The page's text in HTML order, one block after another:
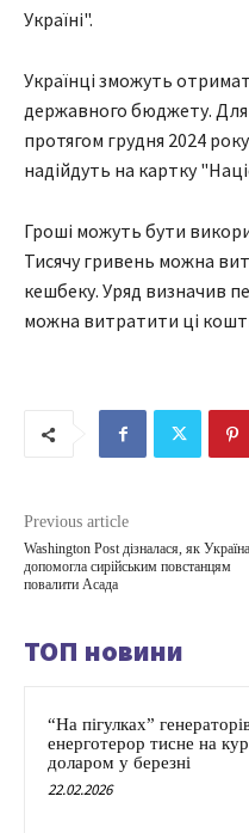
Україні".
Українці зможуть
державного бюджету.
протягом грудня 2024
надійдуть на картку
Гроші можуть бути
Тисячу гривень можна
кешбеку. Уряд визначив
можна витратити ці
Previous article
Washington Post дізналася, як Україна
допомогла сирійським повстанцям
повалити Асада
ТОП новини
“На пігулках”
енерготерор тисне на
доларом у березні
22.02.2026